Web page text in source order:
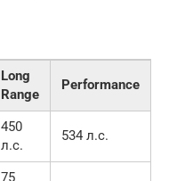
Long
Range
Performance
450
л.с.
534 л.с.
75